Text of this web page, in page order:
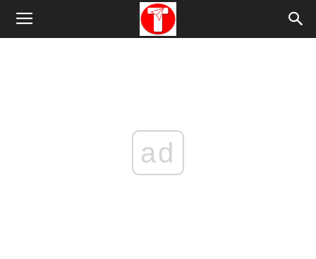
ad